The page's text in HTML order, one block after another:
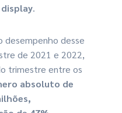
.
desempenho desse
de 2021 e 2022,
trimestre entre os
absoluto de